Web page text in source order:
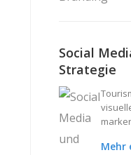
Social
Strategie
Mehr